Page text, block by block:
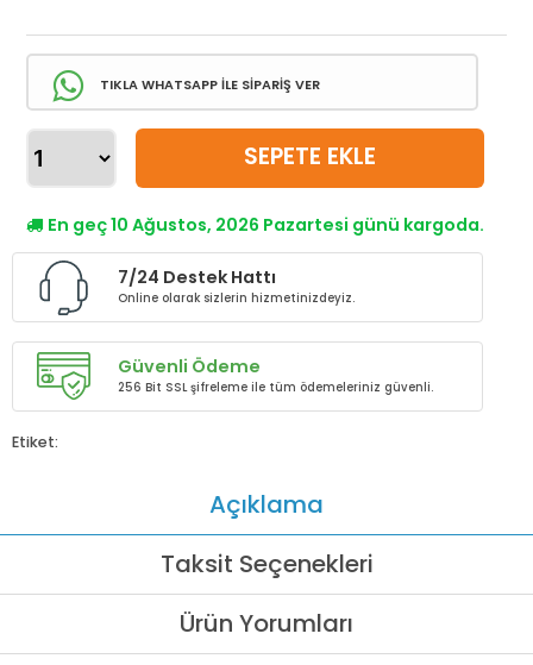
TIKLA WHATSAPP İLE SİPARİŞ VER
SEPETE EKLE
En geç 10 Ağustos, 2026 Pazartesi günü kargoda.
7/24 Destek Hattı
Online olarak sizlerin hizmetinizdeyiz.
Güvenli Ödeme
256 Bit SSL şifreleme ile tüm ödemeleriniz güvenli.
Etiket:
Açıklama
Taksit Seçenekleri
Ürün Yorumları